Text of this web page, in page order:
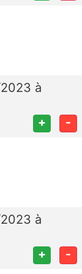
à
+ -
à
+ -